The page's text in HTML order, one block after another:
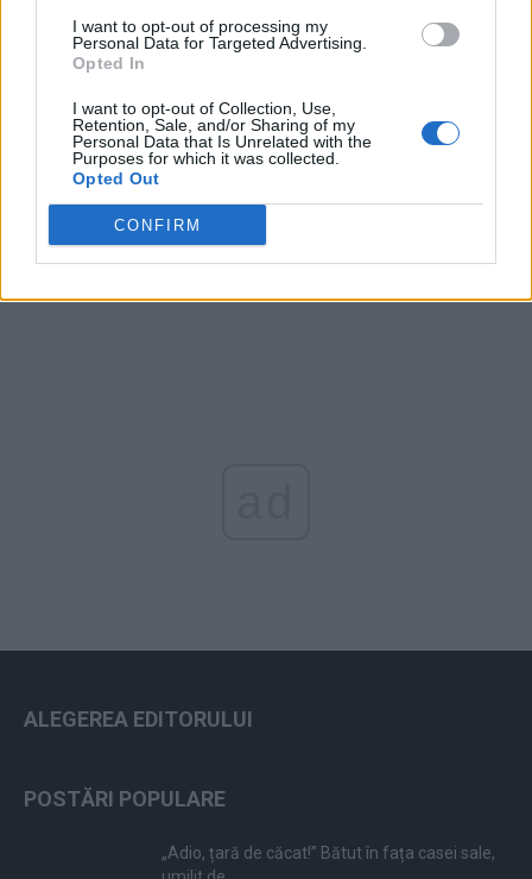
I want to opt-out of processing my
Personal Data for Targeted Advertising.
Opted In
I want to opt-out of Collection, Use,
Retention, Sale, and/or Sharing of my
Personal Data that Is Unrelated with the
Purposes for which it was collected.
Opted Out
CONFIRM
FAR (Coarnă)
România pe Primul Loc (Ponta)
Arhiva sondajelor
ALEGEREA EDITORULUI
POSTĂRI POPULARE
„Adio, țară de căcat!” Bătut în fața casei sale,